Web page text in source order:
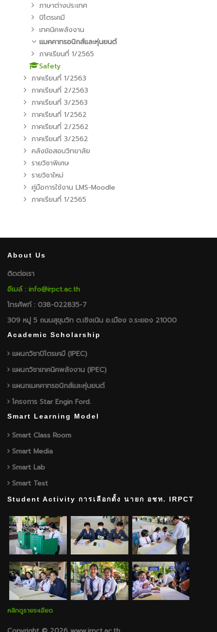
ภาษาต่างประเทศ
ปิโตรเคมี
เทคนิคพลังงาน
แมคคาทรอนิกส์และหุ่นยนต์
ภาคเรียนที่ 1/2565
Safety
ภาคเรียนที่ 1/2563
ภาคเรียนที่ 2/2563
ภาคเรียนที่ 3/2563
ภาคเรียนที่ 1/2562
ภาคเรียนที่ 2/2562
ภาคเรียนที่ 3/2562
คลังข้อสอบวิทยาลัย
รายวิชาพิเศษ
รายวิชาใหม่
คู่มือการใช้งาน LMS-Moodle
ภาคเรียนที่ 1/2565
About Us
ติดต่อเรา
อีเมล์ : info@irpct.ac.th
โทรศัพท์ : 038-022835-7
309 หมู่ 5 ถนนสุขุมวิท ต.เชิงเนิน อ.เมือง จ.ระยอง 21000
Academic Scholarship
แผนกวิชาปิโตรเคมี (IPEC)
แผนกวิชาเทคนิคพลังงาน (IPEC)
แผนกเมคคาทรอนิกส์และหุ่นยนต์
โครงการ Star Engin Ford.
Smart Learning Model
Smart Class Room
Smart Media
Smart Lab
Smart Test
Student Activity การเลือกตั้ง นายก อชท. IRPCT
คลิกดูรายระเอียด